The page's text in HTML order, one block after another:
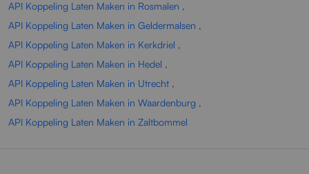
API Koppeling Laten Maken in Rosmalen ,
API Koppeling Laten Maken in Geldermalsen ,
API Koppeling Laten Maken in Kerkdriel ,
API Koppeling Laten Maken in Hedel ,
API Koppeling Laten Maken in Utrecht ,
API Koppeling Laten Maken in Waardenburg ,
API Koppeling Laten Maken in Zaltbommel